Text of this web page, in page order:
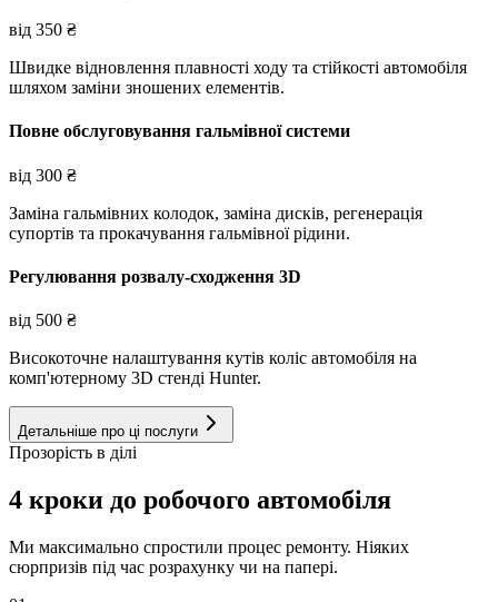
від 350 ₴
Швидке відновлення плавності ходу та стійкості автомобіля
шляхом заміни зношених елементів.
Повне обслуговування гальмівної системи
від 300 ₴
Заміна гальмівних колодок, заміна дисків, регенерація
супортів та прокачування гальмівної рідини.
Регулювання розвалу-сходження 3D
від 500 ₴
Високоточне налаштування кутів коліс автомобіля на
комп'ютерному 3D стенді Hunter.
Детальніше про ці послуги
Прозорість в ділі
4 кроки до робочого автомобіля
Ми максимально спростили процес ремонту. Ніяких
сюрпризів під час розрахунку чи на папері.